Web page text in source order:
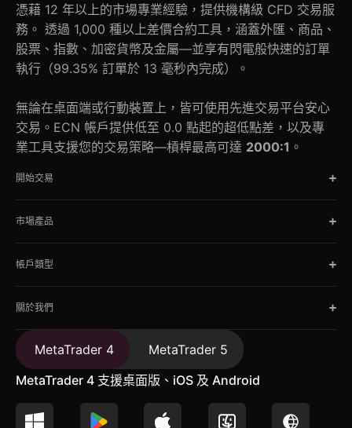
憑藉 12 年以上的市場專業經驗，提供機構級 CFD 交易服
務。 透過 1,000 種以上差價合約工具，涵蓋外匯、商品、
股票、指數、加密貨幣及金屬—並享有閃電般快速的訂單
執行（99.35% 訂單於 13 毫秒內完成）。
無論在桌面端或行動裝置上，皆可使用先進交易平台安心
交易。ECN 帳戶提供低至 0.0 點起的超低點差，以及專
業工具支援您的交易策略—槓桿最高可達 2000:1 。
開始交易
市場產品
帳戶類型
關於我們
MetaTrader 4
MetaTrader 5
MetaTrader 4 支援桌面版、iOS 及 Android